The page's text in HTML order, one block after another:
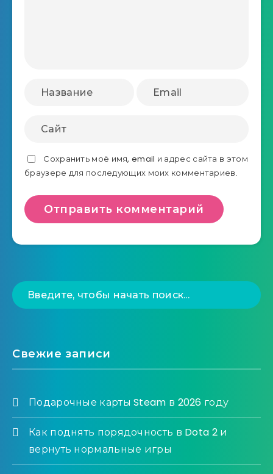
Сохранить моё имя, email и адрес сайта в этом
браузере для последующих моих комментариев.
Свежие записи
Подарочные карты Steam в 2026 году
Как поднять порядочность в Dota 2 и
вернуть нормальные игры